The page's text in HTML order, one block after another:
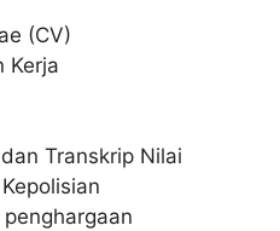
(CV)
Kerja
Transkrip Nilai